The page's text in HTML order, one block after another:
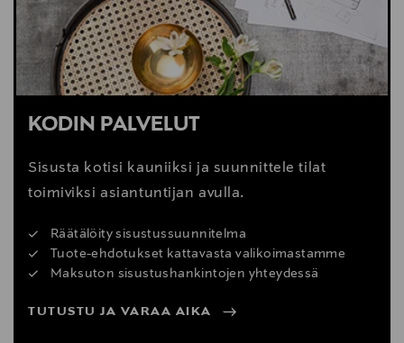
KODIN PALVELUT
Sisusta kotisi kauniiksi ja suunnittele tilat
toimiviksi asiantuntijan avulla.
Räätälöity sisustussuunnitelma
Tuote-ehdotukset kattavasta valikoimastamme
Maksuton sisustushankintojen yhteydessä
TUTUSTU JA VARAA AIKA